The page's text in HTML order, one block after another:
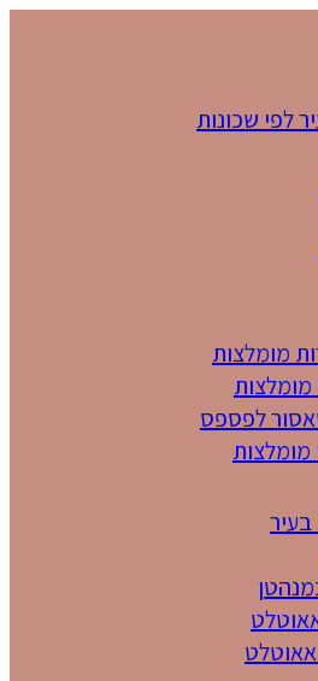
לפי שכונות
מומלצות
מומלצות
בעיר
אאוטלט